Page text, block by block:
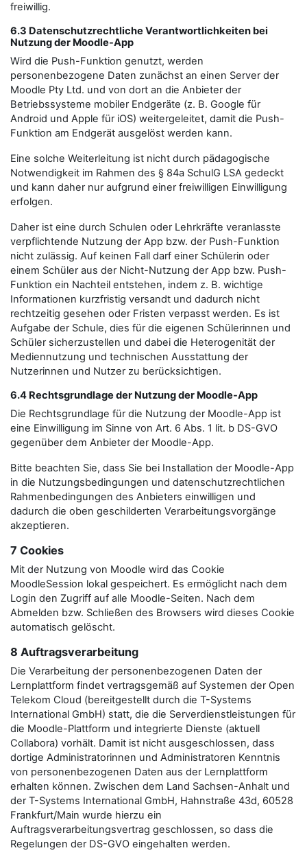
freiwillig.
6.3 Datenschutzrechtliche Verantwortlichkeiten bei
Nutzung der Moodle-App
Wird die Push-Funktion genutzt, werden
personenbezogene Daten zunächst an einen Server der
Moodle Pty Ltd. und von dort an die Anbieter der
Betriebssysteme mobiler Endgeräte (z. B. Google für
Android und Apple für iOS) weitergeleitet, damit die Push-
Funktion am Endgerät ausgelöst werden kann.
Eine solche Weiterleitung ist nicht durch pädagogische
Notwendigkeit im Rahmen des § 84a SchulG LSA gedeckt
und kann daher nur aufgrund einer freiwilligen Einwilligung
erfolgen.
Daher ist eine durch Schulen oder Lehrkräfte veranlasste
verpflichtende Nutzung der App bzw. der Push-Funktion
nicht zulässig. Auf keinen Fall darf einer Schülerin oder
einem Schüler aus der Nicht-Nutzung der App bzw. Push-
Funktion ein Nachteil entstehen, indem z. B. wichtige
Informationen kurzfristig versandt und dadurch nicht
rechtzeitig gesehen oder Fristen verpasst werden. Es ist
Aufgabe der Schule, dies für die eigenen Schülerinnen und
Schüler sicherzustellen und dabei die Heterogenität der
Mediennutzung und technischen Ausstattung der
Nutzerinnen und Nutzer zu berücksichtigen.
6.4 Rechtsgrundlage der Nutzung der Moodle-App
Die Rechtsgrundlage für die Nutzung der Moodle-App ist
eine Einwilligung im Sinne von Art. 6 Abs. 1 lit. b DS-GVO
gegenüber dem Anbieter der Moodle-App.
Bitte beachten Sie, dass Sie bei Installation der Moodle-App
in die Nutzungsbedingungen und datenschutzrechtlichen
Rahmenbedingungen des Anbieters einwilligen und
dadurch die oben geschilderten Verarbeitungsvorgänge
akzeptieren.
7 Cookies
Mit der Nutzung von Moodle wird das Cookie
MoodleSession lokal gespeichert. Es ermöglicht nach dem
Login den Zugriff auf alle Moodle-Seiten. Nach dem
Abmelden bzw. Schließen des Browsers wird dieses Cookie
automatisch gelöscht.
8 Auftragsverarbeitung
Die Verarbeitung der personenbezogenen Daten der
Lernplattform findet vertragsgemäß auf Systemen der Open
Telekom Cloud (bereitgestellt durch die T-Systems
International GmbH) statt, die die Serverdienstleistungen für
die Moodle-Plattform und integrierte Dienste (aktuell
Collabora) vorhält. Damit ist nicht ausgeschlossen, dass
dortige Administratorinnen und Administratoren Kenntnis
von personenbezogenen Daten aus der Lernplattform
erhalten können. Zwischen dem Land Sachsen-Anhalt und
der T-Systems International GmbH, Hahnstraße 43d, 60528
Frankfurt/Main wurde hierzu ein
Auftragsverarbeitungsvertrag geschlossen, so dass die
Regelungen der DS-GVO eingehalten werden.